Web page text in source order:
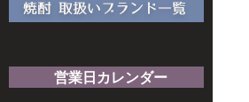
営業日カレンダー